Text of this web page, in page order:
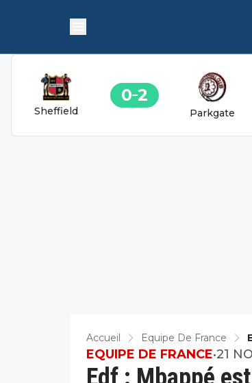
Sheffield
0 2
Parkgate
Accueil Equipe De France
EQUIPE DE FRANCE•21